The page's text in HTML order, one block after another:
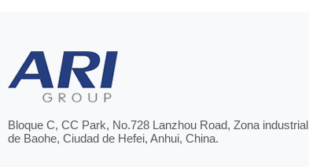
Bloque C, CC Park, No.728 Lanzhou Road, Zona industrial
de Baohe, Ciudad de Hefei, Anhui, China.